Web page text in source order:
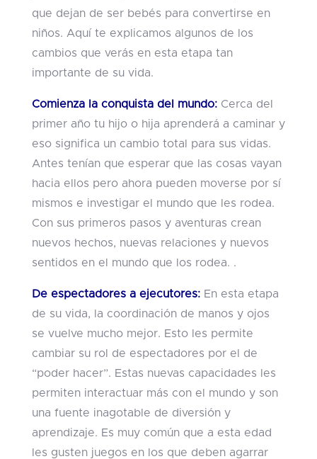
que dejan de ser bebés para convertirse en
niños. Aquí te explicamos algunos de los
cambios que verás en esta etapa tan
importante de su vida.
Comienza la conquista del mundo: Cerca del
primer año tu hijo o hija aprenderá a caminar y
eso significa un cambio total para sus vidas.
Antes tenían que esperar que las cosas vayan
hacia ellos pero ahora pueden moverse por sí
mismos e investigar el mundo que les rodea.
Con sus primeros pasos y aventuras crean
nuevos hechos, nuevas relaciones y nuevos
sentidos en el mundo que los rodea. .
De espectadores a ejecutores: En esta etapa
de su vida, la coordinación de manos y ojos
se vuelve mucho mejor. Esto les permite
cambiar su rol de espectadores por el de
“poder hacer”. Estas nuevas capacidades les
permiten interactuar más con el mundo y son
una fuente inagotable de diversión y
aprendizaje. Es muy común que a esta edad
les gusten juegos en los que deben agarrar